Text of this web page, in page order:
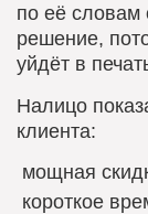
по её словам
решение,
уйдёт в
Налицо
клиента:
мощная
короткое